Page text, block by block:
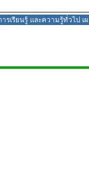
เรียนรู้ และความรู้ทั่วไป เ